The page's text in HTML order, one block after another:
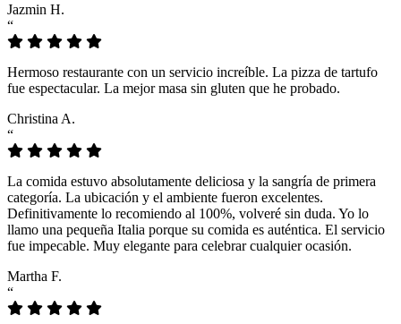
Jazmin H.
“
Hermoso restaurante con un servicio increíble. La pizza de tartufo
fue espectacular. La mejor masa sin gluten que he probado.
Christina A.
“
La comida estuvo absolutamente deliciosa y la sangría de primera
categoría. La ubicación y el ambiente fueron excelentes.
Definitivamente lo recomiendo al 100%, volveré sin duda. Yo lo
llamo una pequeña Italia porque su comida es auténtica. El servicio
fue impecable. Muy elegante para celebrar cualquier ocasión.
Martha F.
“